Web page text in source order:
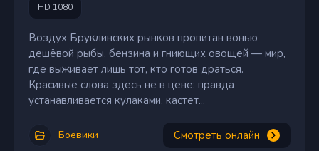
HD 1080
Воздух Бруклинских рынков пропитан вонью
дешёвой рыбы, бензина и гниющих овощей — мир,
где выживает лишь тот, кто готов драться.
Красивые слова здесь не в цене: правда
устанавливается кулаками, кастет...
Боевики Смотреть онлайн